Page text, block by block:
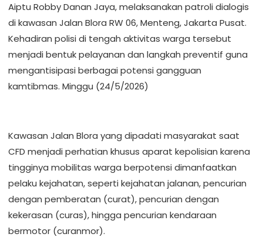
Aiptu Robby Danan Jaya, melaksanakan patroli dialogis
di kawasan Jalan Blora RW 06, Menteng, Jakarta Pusat.
Kehadiran polisi di tengah aktivitas warga tersebut
menjadi bentuk pelayanan dan langkah preventif guna
mengantisipasi berbagai potensi gangguan
kamtibmas. Minggu (24/5/2026)
Kawasan Jalan Blora yang dipadati masyarakat saat
CFD menjadi perhatian khusus aparat kepolisian karena
tingginya mobilitas warga berpotensi dimanfaatkan
pelaku kejahatan, seperti kejahatan jalanan, pencurian
dengan pemberatan (curat), pencurian dengan
kekerasan (curas), hingga pencurian kendaraan
bermotor (curanmor).